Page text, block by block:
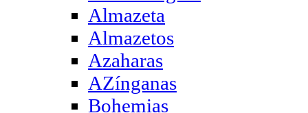
Almazeta
Almazetos
Azaharas
AZínganas
Bohemias